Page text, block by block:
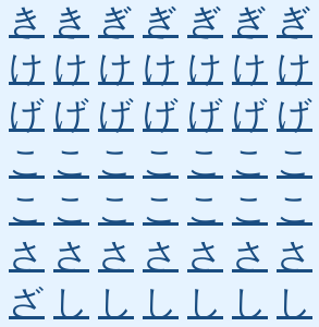
き き ぎ ぎ ぎ ぎ ぎ
け け け け け け け
げ げ げ げ げ げ げ
こ こ こ こ こ こ こ
こ こ こ こ こ こ こ
さ さ さ さ さ さ さ
ざ し し し し し し